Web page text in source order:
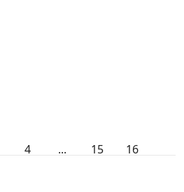
4 ... 15 16